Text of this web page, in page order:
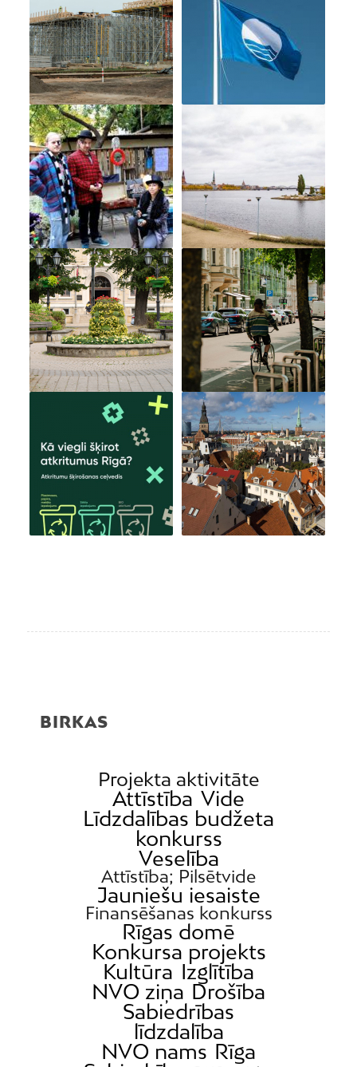
BIRKAS
Projekta aktivitāte
Attīstība Vide
Līdzdalības budžeta
konkurss
Veselība
Attīstība; Pilsētvide
Jauniešu iesaiste
Finansēšanas konkurss
Rīgas domē
Konkursa projekts
Kultūra Izglītība
NVO ziņa Drošība
Sabiedrības
līdzdalība
NVO nams Rīga